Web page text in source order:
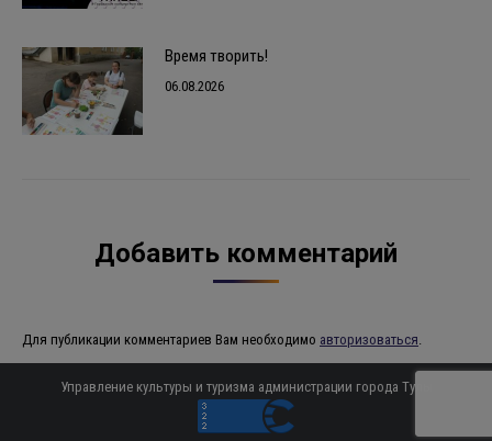
Время творить!
06.08.2026
Добавить комментарий
Для публикации комментариев Вам необходимо авторизоваться.
Управление культуры и туризма администрации города Тулы